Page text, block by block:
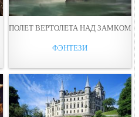
ПОЛЕТ ВЕРТОЛЕТА НАД ЗАМКОМ
ФЭНТЕЗИ